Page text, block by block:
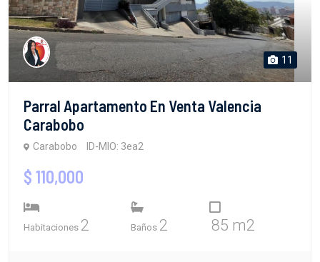
11
Parral Apartamento En Venta Valencia
Carabobo
Carabobo ID-MIO: 3ea2
$ 110,000
Habitaciones 2 Baños 2 85 m2